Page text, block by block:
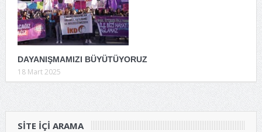
DAYANIŞMAMIZI BÜYÜTÜYORUZ
18 Mart 2025
SITE IÇI ARAMA